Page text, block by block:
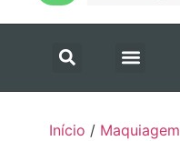
Início / Maquiagem